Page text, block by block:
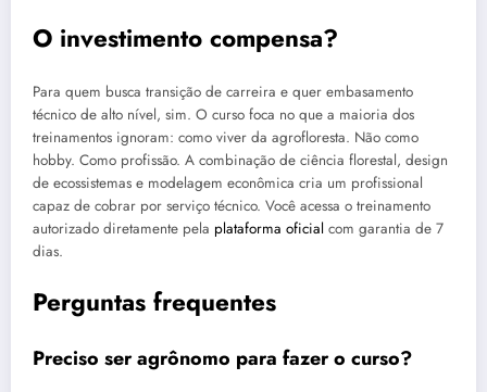
O investimento compensa?
Para quem busca transição de carreira e quer embasamento
técnico de alto nível, sim. O curso foca no que a maioria dos
treinamentos ignoram: como viver da agrofloresta. Não como
hobby. Como profissão. A combinação de ciência florestal, design
de ecossistemas e modelagem econômica cria um profissional
capaz de cobrar por serviço técnico. Você acessa o treinamento
autorizado diretamente pela plataforma oficial com garantia de 7
dias.
Perguntas frequentes
Preciso ser agrônomo para fazer o curso?